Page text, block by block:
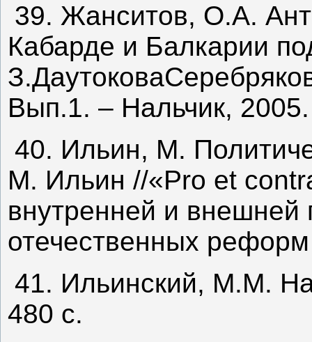
39. Жанситов, О.А.
Кабарде и Балкарии
Вып.1. – Нальчик,
40. Ильин, М.
М. Ильин //«Pro et
внутренней и
отечественных
41. Ильинский, М.М.
480 с.